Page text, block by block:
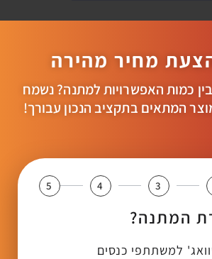
מחיר מהירה
כמות האפשרויות למתנה? נשמח
המתאים בתקציב הנכון עבורך!
3
4
5
המתנה?
למשתתפי כנסים